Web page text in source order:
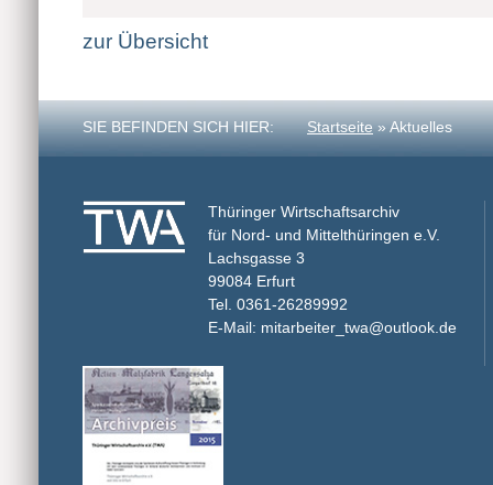
zur Übersicht
SIE BEFINDEN SICH HIER: Startseite» Aktuelles
Thüringer Wirtschaftsarchiv
für Nord- und Mittelthüringen e.V.
Lachsgasse 3
99084 Erfurt
Tel. 0361-26289992
E-Mail: mitarbeiter_twa@outlook.de